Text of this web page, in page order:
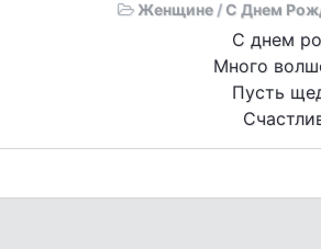
Женщине / С Днем
С днем
Много
Пусть